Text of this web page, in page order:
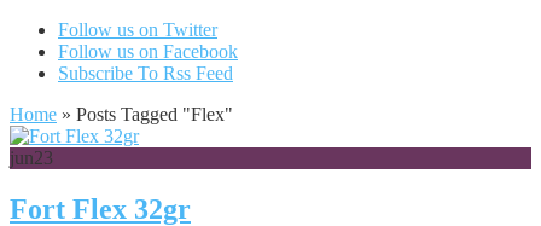
Follow us on Twitter
Follow us on Facebook
Subscribe To Rss Feed
Home » Posts Tagged "Flex"
jun23
Fort Flex 32gr